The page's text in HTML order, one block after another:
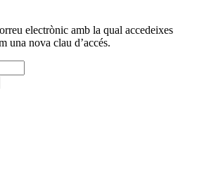
electrònic amb la qual accedeixes
una nova clau d’accés.